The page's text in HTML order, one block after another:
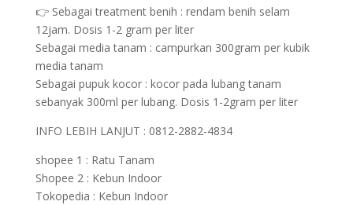
👉 Sebagai treatment benih : rendam benih selam
12jam. Dosis 1-2 gram per liter
Sebagai media tanam : campurkan 300gram per kubik
media tanam
Sebagai pupuk kocor : kocor pada lubang tanam
sebanyak 300ml per lubang. Dosis 1-2gram per liter
INFO LEBIH LANJUT : 0812-2882-4834
shopee 1 : Ratu Tanam
Shopee 2 : Kebun Indoor
Tokopedia : Kebun Indoor